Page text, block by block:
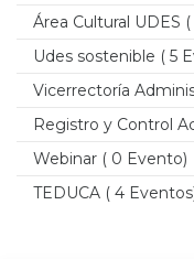
Área Cultural UDES
Udes sostenible ( 5
Vicerrectoría
Registro y Control
Webinar ( 0 Evento)
TEDUCA ( 4